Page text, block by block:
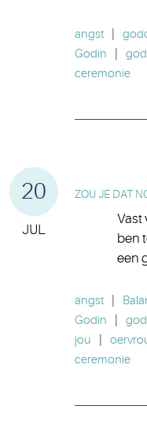
angst
Godin
ceremonie
20
JUL
ZOU JE DAT
Vast
ben
een
angst
Godin
jou
ceremonie